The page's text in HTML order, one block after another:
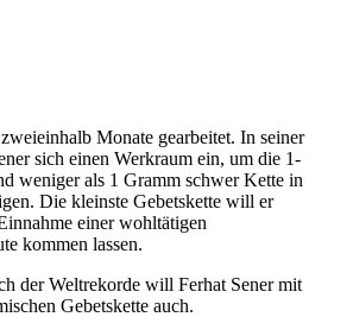
Monate gearbeitet. In seiner
sich einen Werkraum ein, um die 1-
weniger als 1 Gramm schwer Kette in
Die kleinste Gebetskette will er
einer wohltätigen
kommen lassen.
der Weltrekorde will Ferhat Sener mit
Gebetskette auch.